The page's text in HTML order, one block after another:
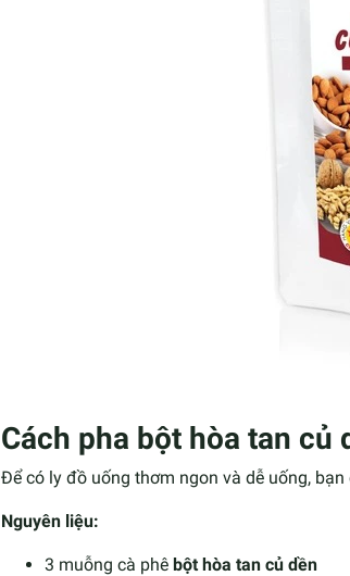
Cách pha bột hòa tan củ
Để có ly đồ uống thơm ngon và dễ uống,
Nguyên liệu:
3 muỗng cà phê bột hòa tan củ dền